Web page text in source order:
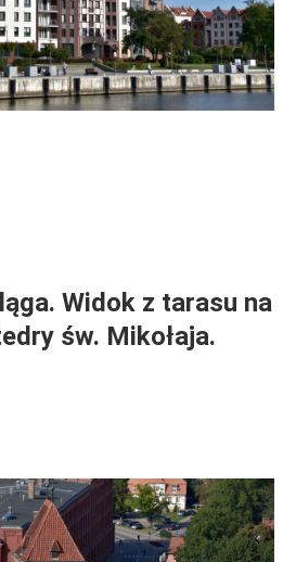
Widok z tarasu na
św. Mikołaja.